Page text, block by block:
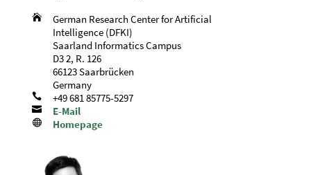

German Research Center for Artificial
Intelligence (DFKI)
Saarland Informatics Campus
D3 2, R. 126
66123 Saarbrücken
Germany
 +49 681 85775-5297
 E-Mail
 Homepage